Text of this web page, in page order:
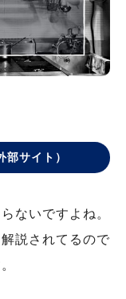
部サイト）
ないですよね。
説されてるので